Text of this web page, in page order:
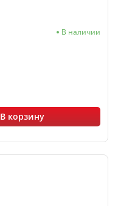
В наличии
В корзину